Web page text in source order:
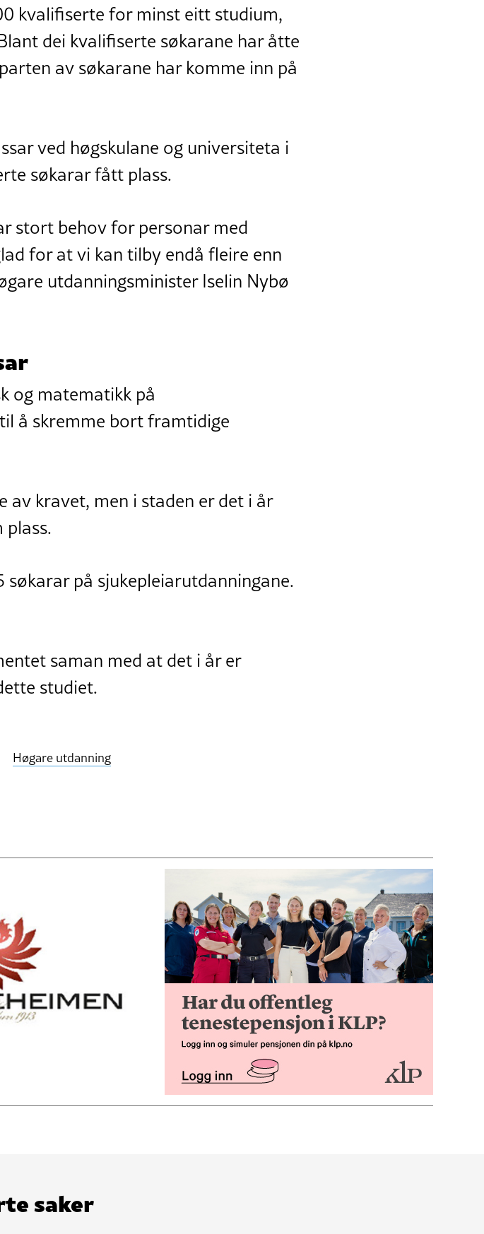
kvalifiserte for minst eitt studium,
dei kvalifiserte søkarane har åtte
av søkarane har komme inn på
ved høgskulane og universiteta i
søkarar fått plass.
stort behov for personar med
for at vi kan tilby endå fleire enn
utdanningsminister Iselin Nybø
og matematikk på
å skremme bort framtidige
av kravet, men i staden er det i år
på sjukepleiarutdanningane.
saman med at det i år er
studiet.
Høgare utdanning
saker